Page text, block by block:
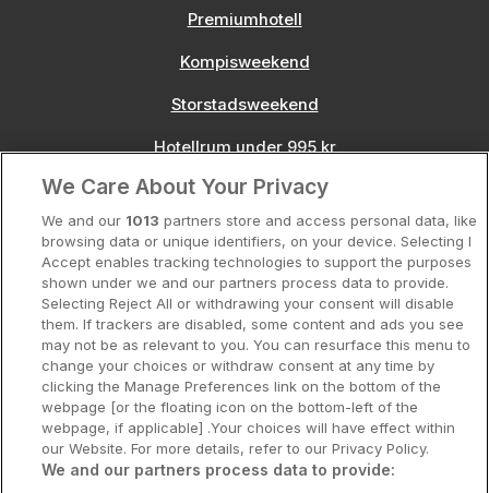
Premiumhotell
Kompisweekend
Storstadsweekend
Hotellrum under 995 kr
Spahotell
Sydsverige
Om Hotellpremien
Nya hotell
Stadsweekend
Booking Enquiries:info@hotellpremien.se
We Care About Your Privacy
We and our 1013 partners store and access personal data, like
browsing data or unique identifiers, on your device. Selecting I
Accept enables tracking technologies to support the purposes
shown under we and our partners process data to provide.
Selecting Reject All or withdrawing your consent will disable
them. If trackers are disabled, some content and ads you see
may not be as relevant to you. You can resurface this menu to
change your choices or withdraw consent at any time by
clicking the Manage Preferences link on the bottom of the
webpage [or the floating icon on the bottom-left of the
webpage, if applicable] .Your choices will have effect within
our Website. For more details, refer to our Privacy Policy.
We and our partners process data to provide: